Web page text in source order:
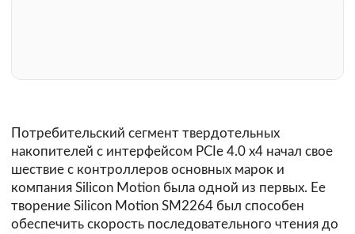
Потребительский сегмент твердотельных
накопителей с интерфейсом PCIe 4.0 x4 начал свое
шествие с контроллеров основных марок и
компания Silicon Motion была одной из первых. Ее
творение Silicon Motion SM2264 был способен
обеспечить скорость последовательного чтения до